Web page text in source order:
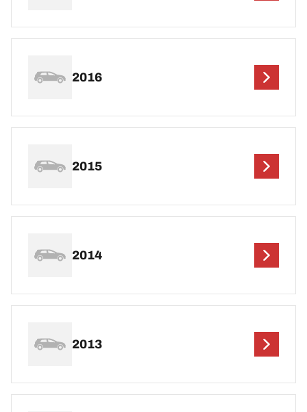
2016
2015
2014
2013